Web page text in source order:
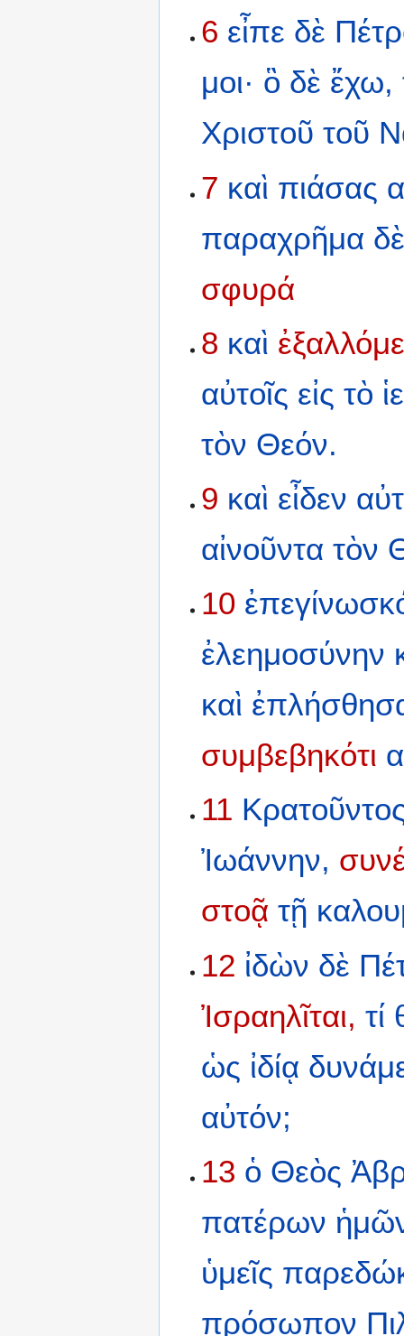
6 εἶπε δὲ
μοι· ὃ δὲ ἔχω,
Χριστοῦ τοῦ
7 καὶ πιάσας
παραχρῆμα
σφυρά
8 καὶ
αὐτοῖς εἰς τὸ
τὸν Θεόν.
9 καὶ εἶδεν
αἰνοῦντα τὸν
10
ἐλεημοσύνην
καὶ
συμβεβηκότι
11
Ἰωάννην,
στοᾷ τῇ
12 ἰδὼν δὲ
Ἰσραηλῖται, τί
ὡς ἰδίᾳ
αὐτόν;
13 ὁ Θεὸς
πατέρων
ὑμεῖς
πρόσωπον